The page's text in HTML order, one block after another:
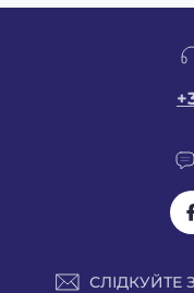
СЛІДКУЙТЕ